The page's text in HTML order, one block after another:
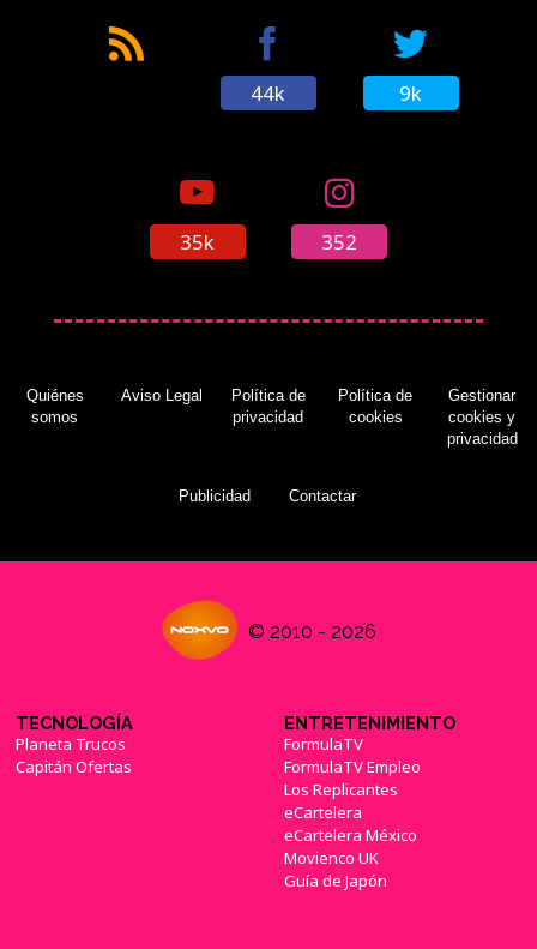
44k 9k
35k 352
Quiénes
somos
Aviso Legal
Política de
privacidad
Política de
cookies
Gestionar
cookies y
privacidad
Publicidad Contactar
© 2010 - 2026
TECNOLOGÍA
Planeta Trucos
Capitán Ofertas
ENTRETENIMIENTO
FormulaTV
FormulaTV Empleo
Los Replicantes
eCartelera
eCartelera México
Movienco UK
Guía de Japón